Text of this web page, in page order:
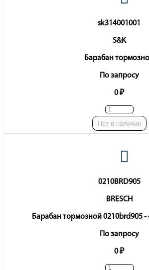
sk314001001
S&K
Барабан
По запросу
0 ₽
Нет в наличии
0210BRD905
BRESCH
Барабан тормозной 0210brd905 -
По запросу
0 ₽